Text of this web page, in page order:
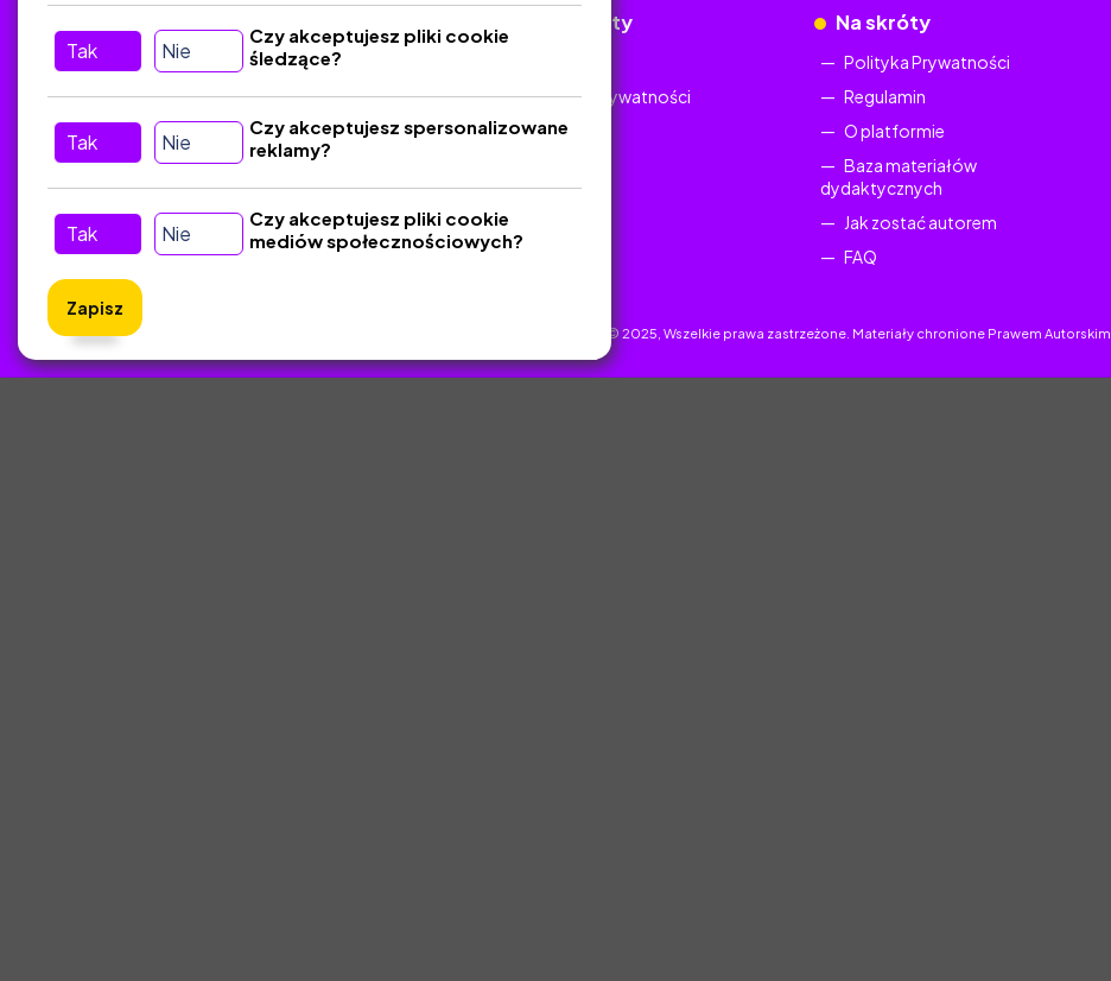
Kontakt
Dokumenty
Polityka Prywatności
Na skróty
Polityka Prywatności
Regulamin
O platformie
Baza materiałów
dydaktycznych
Jak zostać autorem
FAQ
ZlotyNauczyciel.pl © 2025, Wszelkie prawa zastrzeżone. Materiały chronione Prawem Autorskim.
Tak Nie
Czy akceptujesz pliki cookie
śledzące?
Tak Nie
Czy akceptujesz spersonalizowane
reklamy?
Tak Nie
Czy akceptujesz pliki cookie
mediów społecznościowych?
Zapisz